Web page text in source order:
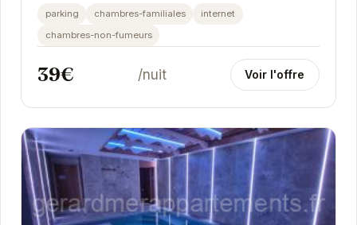
à Gérardmer, cet établissement propose des...
parking chambres-familiales
internet
chambres-non-fumeurs
39€ /nuit Voir l'offre